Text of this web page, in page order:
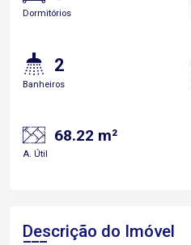
Dormitórios
2
Banheiros
68.22 m²
A. Útil
Descrição do Imóvel